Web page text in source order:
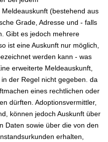
(bestehend aus
Grade, Adresse und - falls
Gibt es jedoch mehrere
ist eine Auskunft nur möglich,
werden kann - was
erweiterte Meldeauskunft,
der Regel nicht gegeben. da
eines rechtlichen oder
dürften. Adoptionsvermittler,
können jedoch Auskunft über
Daten sowie über die von den
erhalten,